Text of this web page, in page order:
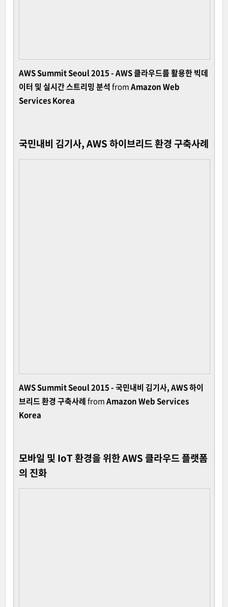
AWS Summit Seoul 2015 - AWS 클라우드를 활용한 빅데
이터 및 실시간 스트리밍 분석fromAmazon Web
Services Korea
국민내비 김기사, AWS 하이브리드 환경 구축사례
AWS Summit Seoul 2015 - 국민내비 김기사, AWS 하이
브리드 환경 구축사례fromAmazon Web Services
Korea
모바일 및 IoT 환경을 위한 AWS 클라우드 플랫폼
의 진화